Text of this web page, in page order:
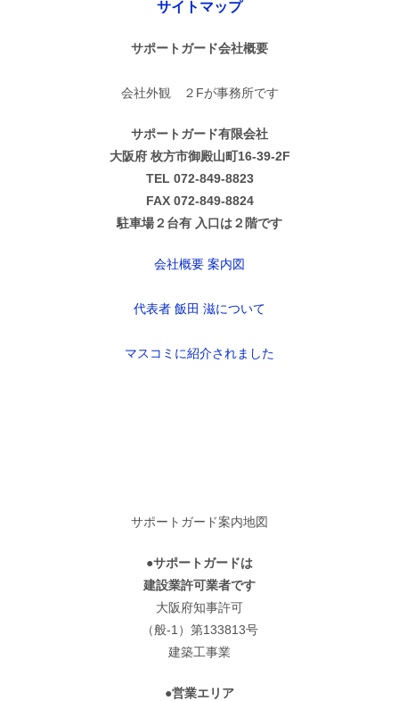
サイトマップ
サポートガード会社概要
会社外観 ２Fが事務所です
サポートガード有限会社
大阪府 枚方市御殿山町16-39-2F
TEL 072-849-8823
FAX 072-849-8824
駐車場２台有 入口は２階です
会社概要 案内図
代表者 飯田 滋について
マスコミに紹介されました
サポートガード案内地図
●サポートガードは
建設業許可業者です
大阪府知事許可
（般-1）第133813号
建築工事業
●営業エリア